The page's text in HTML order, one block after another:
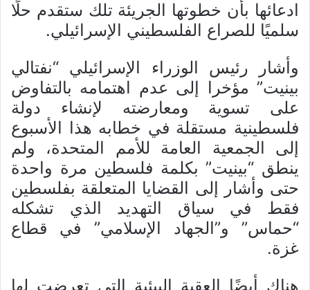
ادعائها بأن خطوتها الجريئة تلك ستقدم حلًا
سلميًا للصراع الفلسطيني الإسرائيلي.
وأشار رئيس الوزراء الإسرائيلي “نفتالي
بينيت” مؤخرا إلى عدم اهتمامه بالتفاوض
على تسوية ومعارضته لإنشاء دولة
فلسطينية مستقلة في خطابه هذا الأسبوع
إلى الجمعية العامة للأمم المتحدة، ولم
ينطق “بينيت” بكلمة فلسطين مرة واحدة
حتى وأشار إلى القضايا المتعلقة بفلسطين
فقط في سياق التهديد الذي تشكله
“حماس” و”الجهاد الإسلامي” في قطاع
غزة.
هناك أيضًا العقبة البيئية التي تعرضت لها